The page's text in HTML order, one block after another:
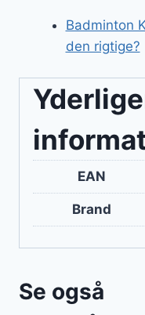
Badminton
den rigtige?
EAN
Brand
Se også